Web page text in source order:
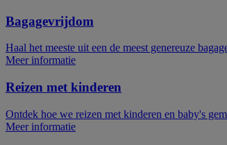
Bagagevrijdom
Haal het meeste uit een de meest genereuze
Meer informatie
Reizen met kinderen
Ontdek hoe we reizen met kinderen en baby's
Meer informatie